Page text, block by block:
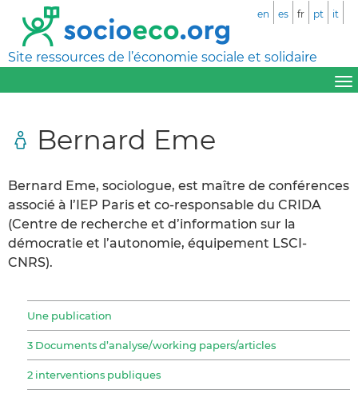
Site ressources de l’économie sociale et solidaire
en es fr pt it
Bernard Eme
Bernard Eme, sociologue, est maître de conférences
associé à l’IEP Paris et co-responsable du CRIDA
(Centre de recherche et d’information sur la
démocratie et l’autonomie, équipement LSCI-
CNRS).
Une publication
3 Documents d’analyse/working papers/articles
2 interventions publiques